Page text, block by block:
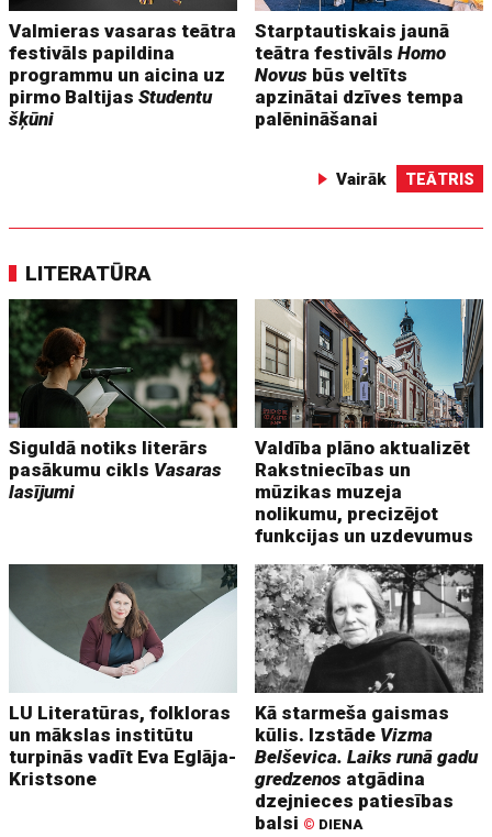
Valmieras vasaras teātra
festivāls papildina
programmu un aicina uz
pirmo BaltijasStudentu
šķūni
Starptautiskais jaunā
teātra festivālsHomo
Novus būs veltīts
apzinātai dzīves tempa
palēnināšanai
Vairāk TEĀTRIS
LITERATŪRA
Siguldā notiks literārs
pasākumu cikls Vasaras
lasījumi
Valdība plāno aktualizēt
Rakstniecības un
mūzikas muzeja
nolikumu, precizējot
funkcijas un uzdevumus
LU Literatūras, folkloras
un mākslas institūtu
turpinās vadīt Eva Eglāja-
Kristsone
Kā starmeša gaismas
kūlis. Izstāde Vizma
Belševica. Laiks runā gadu
gredzenos atgādina
dzejnieces patiesības
balsi © DIENA